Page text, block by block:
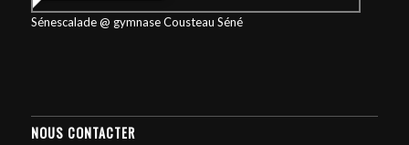
Sénescalade @ gymnase Cousteau Séné
NOUS CONTACTER